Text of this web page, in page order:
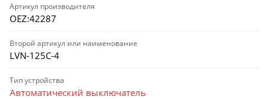
Артикул производителя
OEZ:42287
Второй артикул или наименование
LVN-125C-4
Тип устройства
Автоматический выключатель